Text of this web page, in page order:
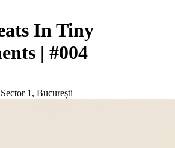
In Tiny
| #004
Sector 1, București